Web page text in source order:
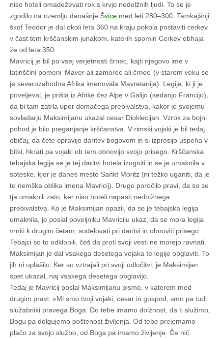
niso hoteli omadeževati rok s krvjo nedolžnih ljudi. To se je
zgodilo na ozemlju današnje Švice med leti 280–300. Tamkajšnji
škof Teodor je dal okoli leta 360 na kraju pokola postaviti cerkev
v čast tem krščanskim junakom, katerih spomin Cerkev obhaja
že od leta 350.
Mavricij je bil po vsej verjetnosti črnec, kajti njegovo ime v
latinščini pomeni ‘Maver ali zamorec ali črnec’ (v starem veku se
je severozahodna Afrika imenovala Mavretanija). Legija, ki ji je
poveljeval, je prišla iz Afrike čez Alpe v Galijo (sedanjo Francijo),
da bi tam zatrla upor domačega prebivalstva, kakor je svojemu
sovladarju Maksimijanu ukazal cesar Dioklecijan. Vzrok za bojni
pohod je bilo preganjanje krščanstva. V rimski vojski je bil tedaj
običaj, da čete opravijo daritev bogovom in si izprosijo uspeha v
bitki, hkrati pa vojaki ob tem obnovijo svojo prisego. Krščanska
tebajska legija se je tej daritvi hotela izogniti in se je umaknila v
soteske, kjer je danes mesto Sankt Moritz (ni težko uganiti, da je
to nemška oblika imena Mavricij). Drugo poročilo pravi, da so se
tja umaknili zato, ker niso hoteli napasti nedolžnega
prebivalstva. Ko je Maksimijan opazil, da se je tebajska legija
umaknila, je poslal poveljniku Mavriciju ukaz, da se mora legija
vrniti k drugim četam, sodelovati pri daritvi in obnoviti prisego.
Tebajci so to odklonili, češ da proti svoji vesti ne morejo ravnati.
Maksimijan je dal vsakega desetega vojaka te legije obglaviti. To
jih ni oplašilo. Ker so vztrajali pri svoji odločitvi, je Maksimijan
spet ukazal, naj vsakega desetega obglavijo.
Tedaj je Mavricij poslal Maksimijanu pismo, v katerem med
drugim pravi: »Mi smo tvoji vojaki, cesar in gospod, smo pa tudi
služabniki pravega Boga. Do tebe imamo dolžnost, da ti služimo,
Bogu pa dolgujemo poštenost življenja. Od tebe prejemamo
plačo za svojo službo, od Boga pa imamo življenje. Če nič